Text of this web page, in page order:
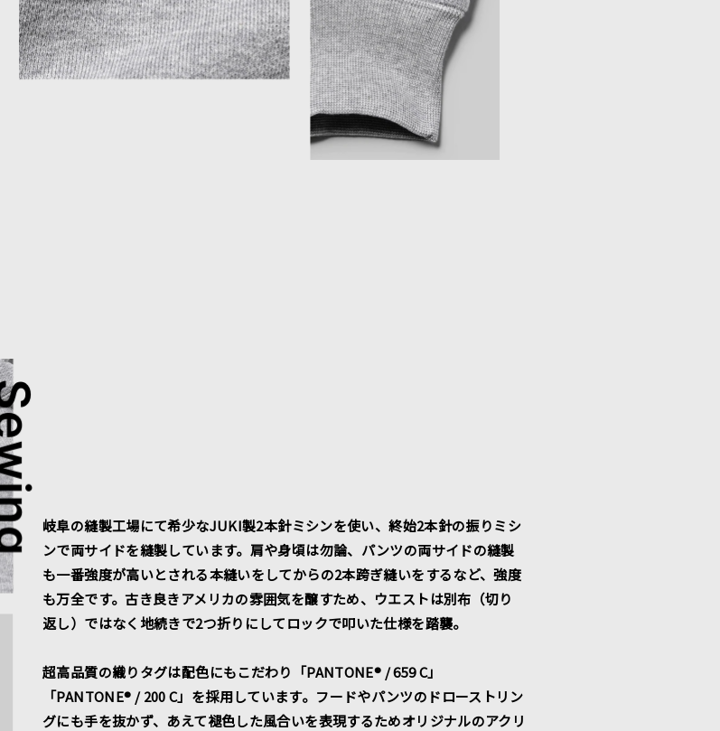
岐阜の縫製工場にて希少なJUKI製2本針ミシンを使い、終始2本針の振りミシ
ンで両サイドを縫製しています。肩や身頃は勿論、パンツの両サイドの縫製
も一番強度が高いとされる本縫いをしてからの2本跨ぎ縫いをするなど、強度
も万全です。古き良きアメリカの雰囲気を醸すため、ウエストは別布（切り
返し）ではなく地続きで2つ折りにしてロックで叩いた仕様を踏襲。
超高品質の織りタグは配色にもこだわり「PANTONE® / 659 C」
「PANTONE® / 200 C」を採用しています。フードやパンツのドローストリン
グにも手を抜かず、あえて褪色した風合いを表現するためオリジナルのアクリ